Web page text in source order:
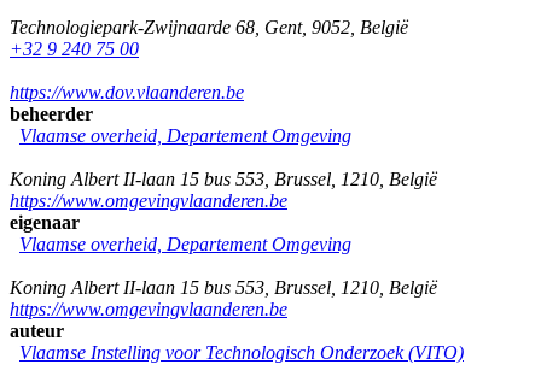
Technologiepark-Zwijnaarde 68 Gent, 9052 België
+32 9 240 75 00
https://www.dov.vlaanderen.be
beheerder
Vlaamse overheid, Departement Omgeving
Koning Albert II-laan 15 bus 553 Brussel 1210 België
https://www.omgevingvlaanderen.be
eigenaar
Vlaamse overheid, Departement Omgeving
Koning Albert II-laan 15 bus 553 Brussel 1210 België
https://www.omgevingvlaanderen.be
auteur
Vlaamse Instelling voor Technologisch Onderzoek (VITO)